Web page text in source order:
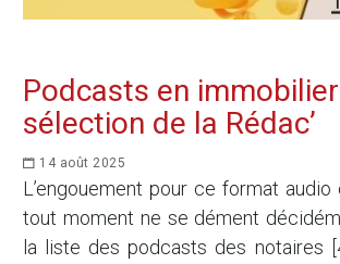
Podcasts en
sélection de la Rédac’
14 août 2025
L’engouement pour ce format
tout moment ne se dément
la liste des podcasts des notaires